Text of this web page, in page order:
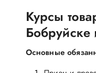
Курсы
Основные